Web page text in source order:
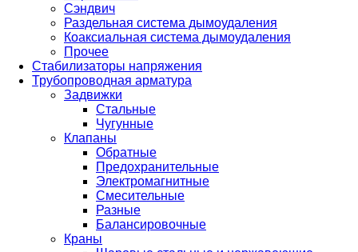
Сэндвич
Раздельная система дымоудаления
Коаксиальная система дымоудаления
Прочее
Стабилизаторы напряжения
Трубопроводная арматура
Задвижки
Стальные
Чугунные
Клапаны
Обратные
Предохранительные
Электромагнитные
Смесительные
Разные
Балансировочные
Краны